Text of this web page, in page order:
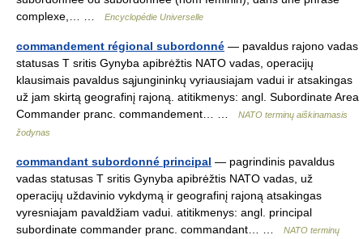
complexe,… …
Encyclopédie Universelle
commandement régional subordonné — pavaldus rajono vadas
statusas T sritis Gynyba apibrėžtis NATO vadas, operacijų
klausimais pavaldus sąjungininkų vyriausiajam vadui ir atsakingas
už jam skirtą geografinį rajoną. atitikmenys: angl. Subordinate Area
Commander pranc. commandement… …
NATO terminų aiškinamasis
žodynas
commandant subordonné principal — pagrindinis pavaldus
vadas statusas T sritis Gynyba apibrėžtis NATO vadas, už
operacijų uždavinio vykdymą ir geografinį rajoną atsakingas
vyresniajam pavaldžiam vadui. atitikmenys: angl. principal
subordinate commander pranc. commandant… …
NATO terminų